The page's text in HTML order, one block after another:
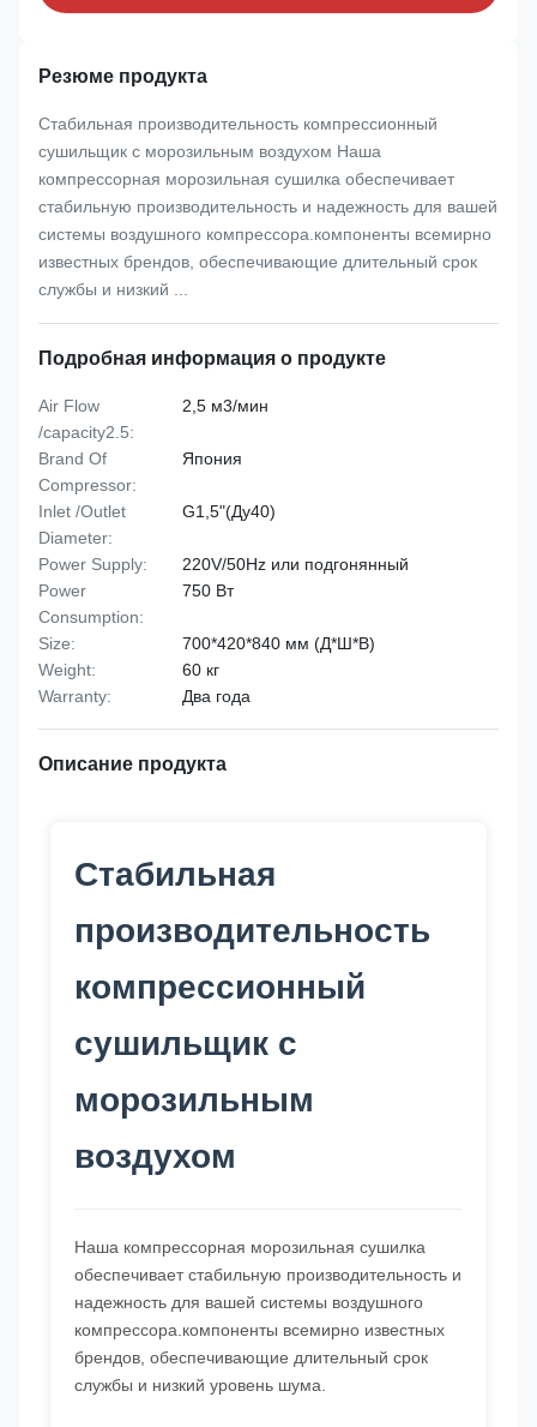
Резюме продукта
Стабильная производительность компрессионный
сушильщик с морозильным воздухом Наша
компрессорная морозильная сушилка обеспечивает
стабильную производительность и надежность для вашей
системы воздушного компрессора.компоненты всемирно
известных брендов, обеспечивающие длительный срок
службы и низкий ...
Подробная информация о продукте
Air Flow
/capacity2.5:
2,5 м3/мин
Brand Of
Compressor:
Япония
Inlet /Outlet
Diameter:
G1,5"(Ду40)
Power Supply:
220V/50Hz или подгонянный
Power
Consumption:
750 Вт
Size:
700*420*840 мм (Д*Ш*В)
Weight:
60 кг
Warranty:
Два года
Описание продукта
Стабильная
производительность
компрессионный
сушильщик с
морозильным
воздухом
Наша компрессорная морозильная сушилка
обеспечивает стабильную производительность и
надежность для вашей системы воздушного
компрессора.компоненты всемирно известных
брендов, обеспечивающие длительный срок
службы и низкий уровень шума.